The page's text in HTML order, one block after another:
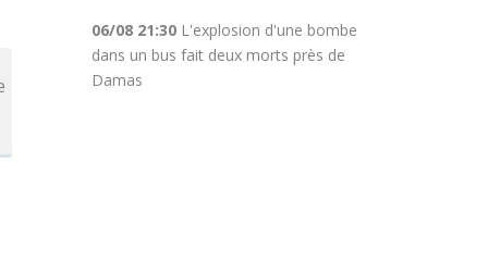
06/08 21:30L'explosion d'une bombe
dans un bus fait deux morts près de
Damas